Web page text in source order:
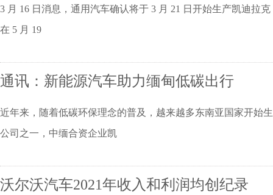
3 月 16 日消息，通用汽车确认将于 3 月 21 日开始生产凯迪拉
在 5 月 19
通讯：新能源汽车助力缅甸低碳出行
近年来，随着低碳环保理念的普及，越来越多东南亚国家开始
公司之一，中缅合资企业凯
沃尔沃汽车2021年收入和利润均创纪录